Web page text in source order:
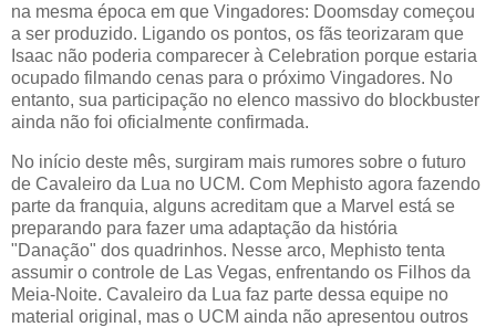
na mesma época em que Vingadores: Doomsday começou
a ser produzido. Ligando os pontos, os fãs teorizaram que
Isaac não poderia comparecer à Celebration porque estaria
ocupado filmando cenas para o próximo Vingadores. No
entanto, sua participação no elenco massivo do blockbuster
ainda não foi oficialmente confirmada.
No início deste mês, surgiram mais rumores sobre o futuro
de Cavaleiro da Lua no UCM. Com Mephisto agora fazendo
parte da franquia, alguns acreditam que a Marvel está se
preparando para fazer uma adaptação da história
"Danação" dos quadrinhos. Nesse arco, Mephisto tenta
assumir o controle de Las Vegas, enfrentando os Filhos da
Meia-Noite. Cavaleiro da Lua faz parte dessa equipe no
material original, mas o UCM ainda não apresentou outros